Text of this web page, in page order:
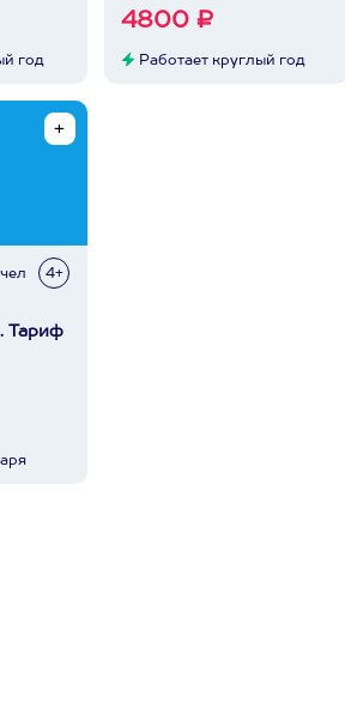
год
4800 ₽
Работает круглый год
4+
Тариф